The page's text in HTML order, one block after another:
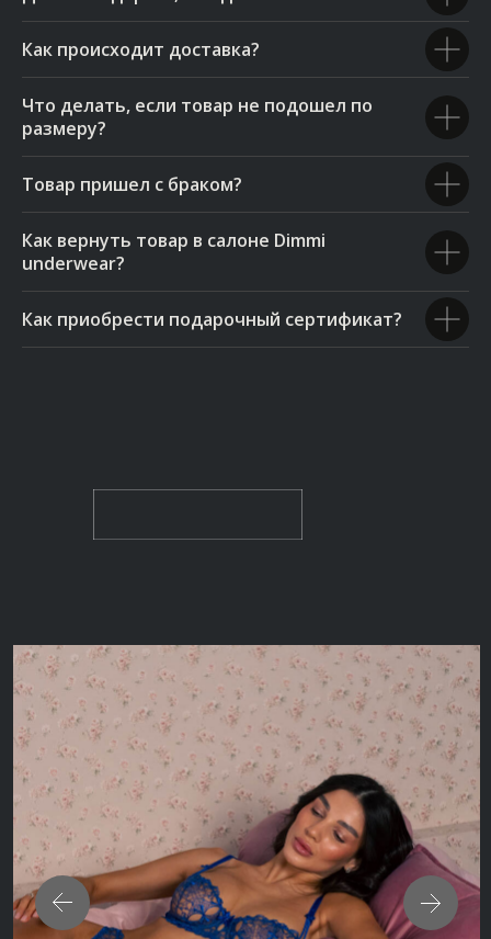
Как происходит доставка?
Что делать, если товар не подошел по
размеру?
Товар пришел с браком?
Как вернуть товар в салоне Dimmi
underwear?
Как приобрести подарочный сертификат?